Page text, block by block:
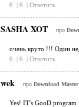
6
| 6 | Ответить
SASHA XOT про
очень круто !!! Один
6
| 6 | Ответить
wek про Download
Yes! IT's GooD program